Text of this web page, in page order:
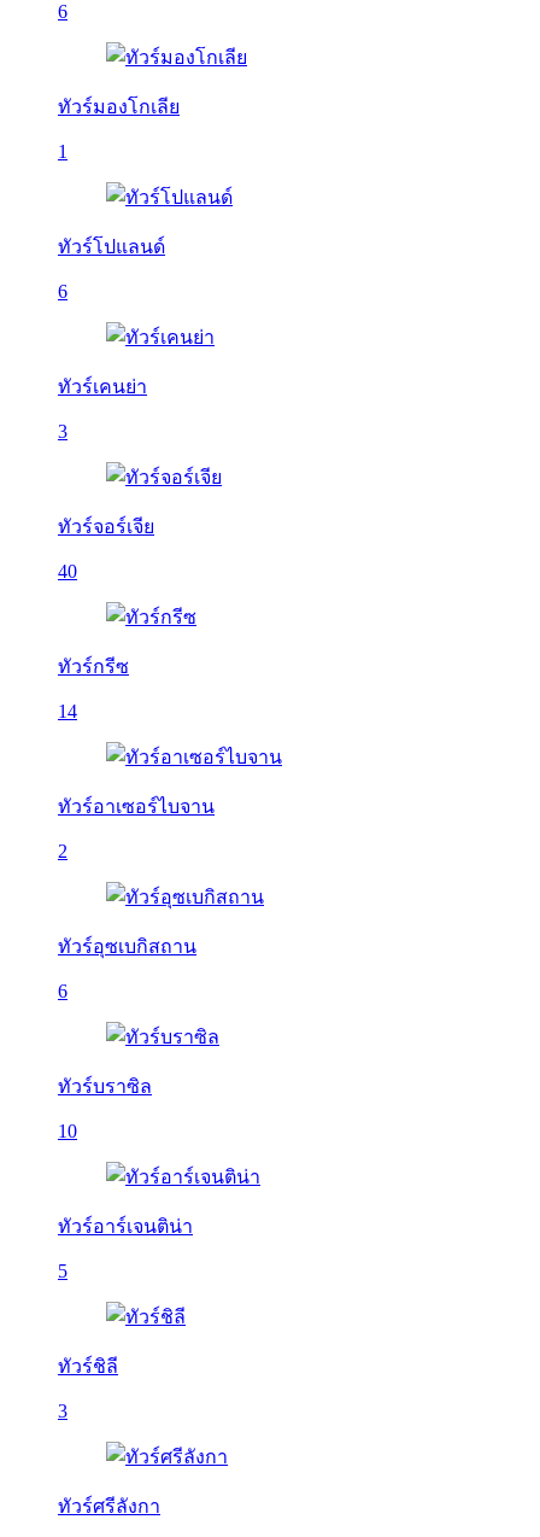
6
ทัวร์มองโกเลีย
1
ทัวร์โปแลนด์
6
ทัวร์เคนย่า
3
ทัวร์จอร์เจีย
40
ทัวร์กรีซ
14
ทัวร์อาเซอร์ไบจาน
2
ทัวร์อุซเบกิสถาน
6
ทัวร์บราซิล
10
ทัวร์อาร์เจนติน่า
5
ทัวร์ชิลี
3
ทัวร์ศรีลังกา